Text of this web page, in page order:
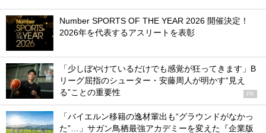
Number SPORTS OF THE YEAR 2026 開催決定！
2026年を代表するアスリートを表彰
「少しぼやけているだけでも感覚が狂ってきます」B
リーグ屈指のシューター・安藤周人が明かす“見え
る”ことの重要性
PR
「バイエルン移籍の逸材輩出も“グラウンドがなかっ
た”…」サガン鳥栖最強アカデミーを変えた『企業版